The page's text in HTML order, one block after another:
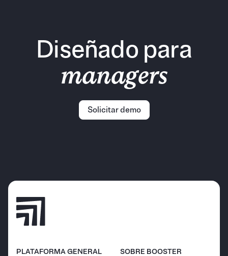
Diseñado para
managers
Solicitar demo
PLATAFORMA GENERAL SOBRE BOOSTER